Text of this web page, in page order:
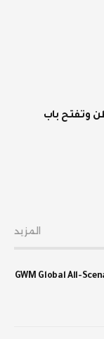
وتفتح باب
المزيد
GWM Global All-